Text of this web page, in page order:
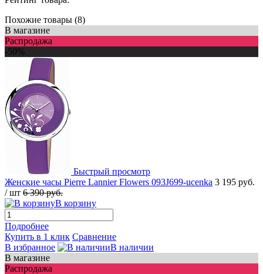
Похожие товары (8)
В магазине
Распродажа
-50%
Быстрый просмотр
Женские часы Pierre Lannier Flowers 093J699-ucenka 3 195 руб.
/ шт 6 390 руб.
В корзину
Подробнее
Купить в 1 клик Сравнение
В избранное
В наличии
В магазине
Распродажа